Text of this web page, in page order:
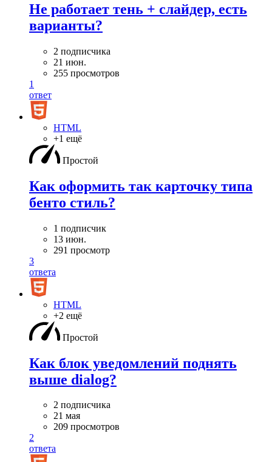
Не работает тень + слайдер, есть
варианты?
2 подписчика
21 июн.
255 просмотров
1
ответ
HTML
+1 ещё
Простой
Как оформить так карточку типа
бенто стиль?
1 подписчик
13 июн.
291 просмотр
3
ответа
HTML
+2 ещё
Простой
Как блок уведомлений поднять
выше dialog?
2 подписчика
21 мая
209 просмотров
2
ответа